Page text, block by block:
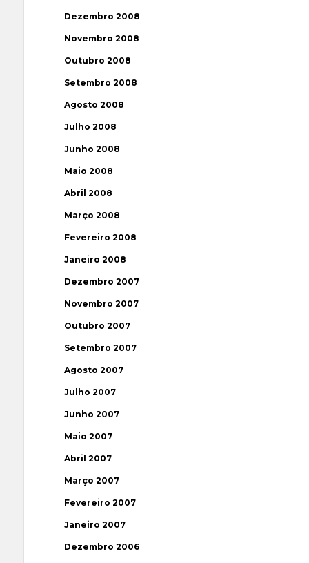
Dezembro 2008
Novembro 2008
Outubro 2008
Setembro 2008
Agosto 2008
Julho 2008
Junho 2008
Maio 2008
Abril 2008
Março 2008
Fevereiro 2008
Janeiro 2008
Dezembro 2007
Novembro 2007
Outubro 2007
Setembro 2007
Agosto 2007
Julho 2007
Junho 2007
Maio 2007
Abril 2007
Março 2007
Fevereiro 2007
Janeiro 2007
Dezembro 2006